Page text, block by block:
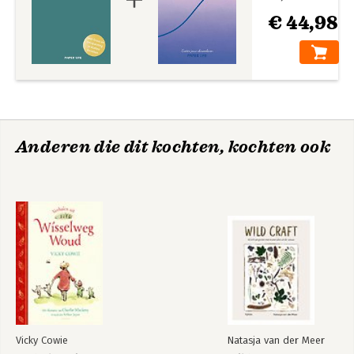
€ 44,98
Anderen die dit kochten, kochten ook
Vicky Cowie Natasja van der Meer